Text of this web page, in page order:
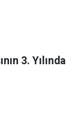
3. Yılında